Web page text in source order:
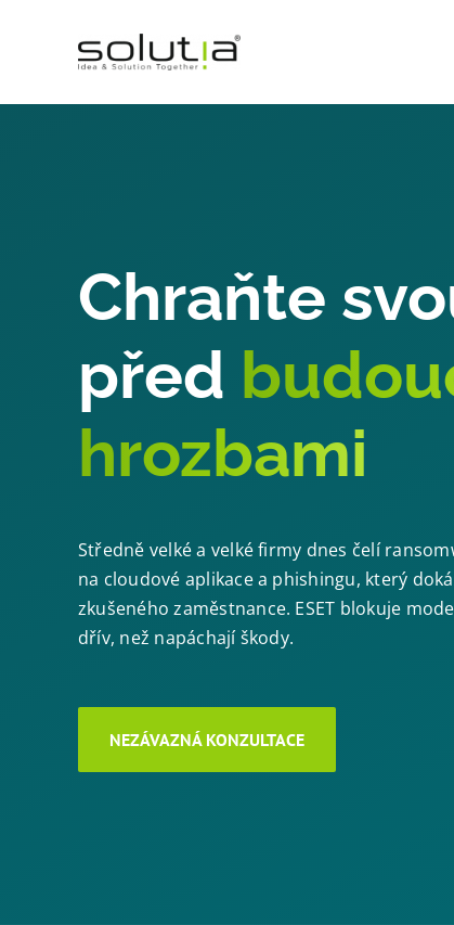
Chraňte
před
hrozbami
Středně velké a velké firmy dnes čelí
na cloudové aplikace a phishingu, který
zkušeného zaměstnance. ESET blokuje
dřív, než napáchají škody.
NEZÁVAZNÁ KONZULTACE